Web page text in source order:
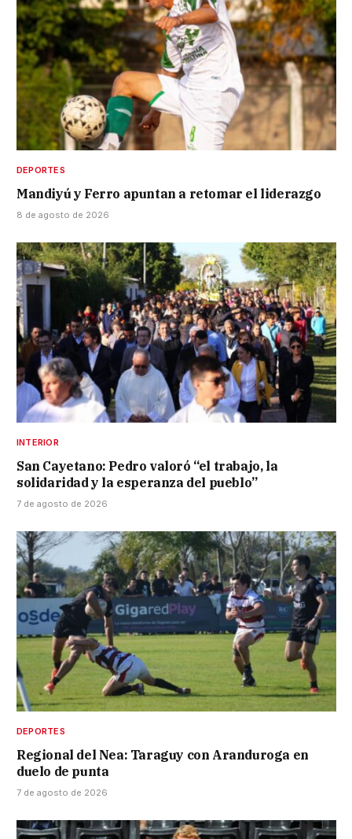
DEPORTES
Mandiyú y Ferro apuntan a retomar el liderazgo
8 de agosto de 2026
INTERIOR
San Cayetano: Pedro valoró “el trabajo, la
solidaridad y la esperanza del pueblo”
7 de agosto de 2026
DEPORTES
Regional del Nea: Taraguy con Aranduroga en
duelo de punta
7 de agosto de 2026